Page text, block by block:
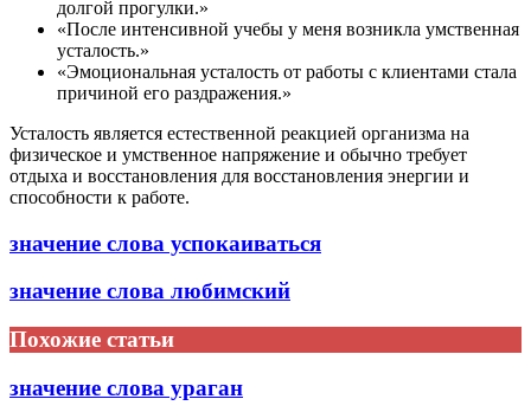
долгой прогулки.»
«После интенсивной учебы у меня возникла умственная
усталость.»
«Эмоциональная усталость от работы с клиентами стала
причиной его раздражения.»
Усталость является естественной реакцией организма на
физическое и умственное напряжение и обычно требует
отдыха и восстановления для восстановления энергии и
способности к работе.
значение слова успокаиваться
значение слова любимский
Похожие статьи
значение слова ураган